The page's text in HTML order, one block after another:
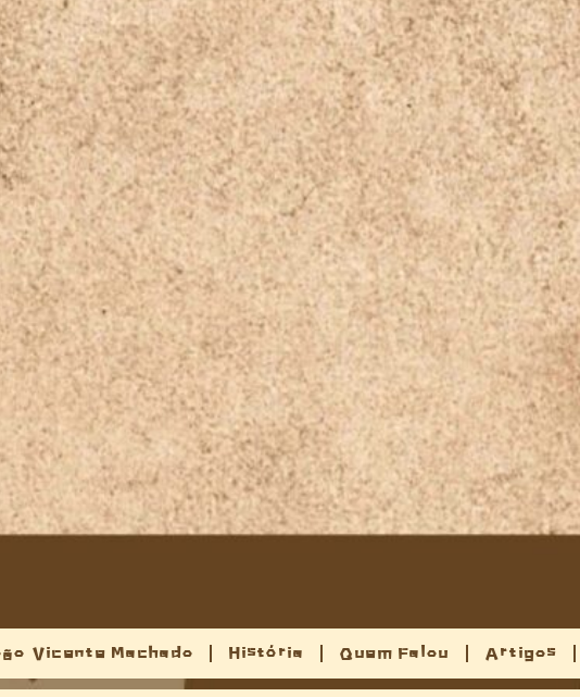
Vicente Machado História Quem Falou Artigos